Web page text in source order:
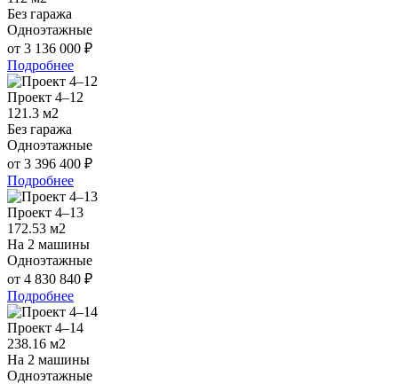
Без гаража
Одноэтажные
от 3 136 000 ₽
Подробнее
Проект 4–12
121.3 м2
Без гаража
Одноэтажные
от 3 396 400 ₽
Подробнее
Проект 4–13
172.53 м2
На 2 машины
Одноэтажные
от 4 830 840 ₽
Подробнее
Проект 4–14
238.16 м2
На 2 машины
Одноэтажные